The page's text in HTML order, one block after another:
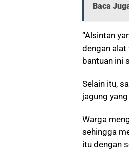
Baca
“Alsintan
dengan alat
bantuan ini
Selain itu,
jagung
Warga
sehingga
itu dengan